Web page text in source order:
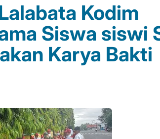
Kodim
Siswa siswi
Karya Bakti